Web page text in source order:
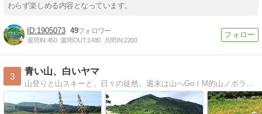
わらず楽しめる内容となっています。
1905073 49
週間IN:450 週間OUT:1480 月間IN:2200
3
青い山、白いヤマ